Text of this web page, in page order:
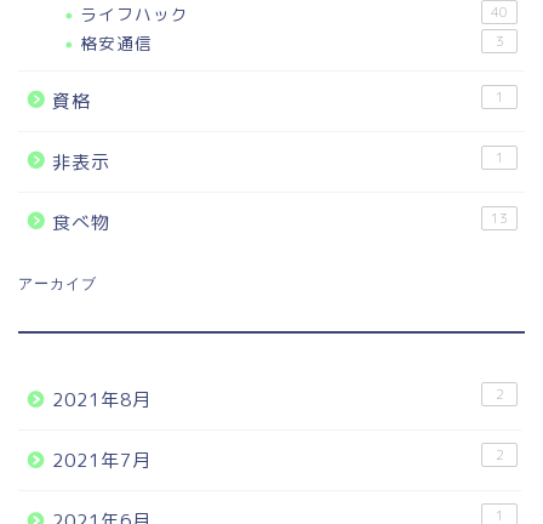
ライフハック 40
格安通信 3
資格 1
非表示 1
食べ物 13
アーカイブ
2021年8月 2
2021年7月 2
1